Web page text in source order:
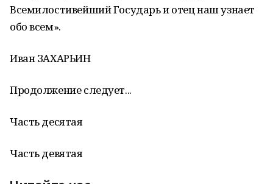
Всемилостивейший Государь и отец наш узнает
обо всем».
Иван ЗАХАРЬИН
Продолжение следует...
Часть десятая
Часть девятая